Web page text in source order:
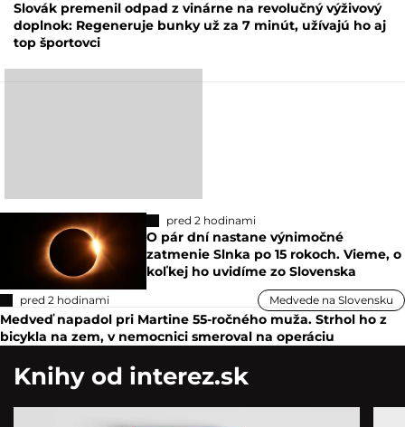
Slovák premenil odpad z vinárne na revolučný výživový
doplnok: Regeneruje bunky už za 7 minút, užívajú ho aj
top športovci
pred 2 hodinami
O pár dní nastane výnimočné
zatmenie Slnka po 15 rokoch. Vieme, o
koľkej ho uvidíme zo Slovenska
pred 2 hodinami Medvede na Slovensku
Medveď napadol pri Martine 55-ročného muža. Strhol ho z
bicykla na zem, v nemocnici smeroval na operáciu
Knihy od interez.sk